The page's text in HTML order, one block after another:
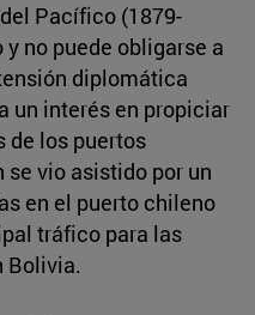
Pacífico (1879-
no puede obligarse a
diplomática
un interés en propiciar
de los puertos
se vio asistido por un
en el puerto chileno
tráfico para las
Bolivia.